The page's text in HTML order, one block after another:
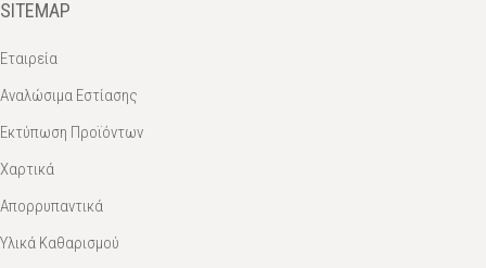
SITEMAP
Εταιρεία
Αναλώσιμα Εστίασης
Εκτύπωση Προϊόντων
Χαρτικά
Απορρυπαντικά
Υλικά Καθαρισμού